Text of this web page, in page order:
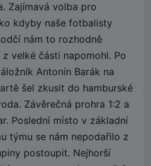
Zajímavá volba pro
kdyby naše fotbalisty
nám to rozhodně
velké části napomohl. Po
Antonín Barák na
šel zkusit do hamburské
Závěrečná prohra 1:2 a
Poslední místo v základní
týmu se nám nepodařilo z
postoupit. Nejhorší